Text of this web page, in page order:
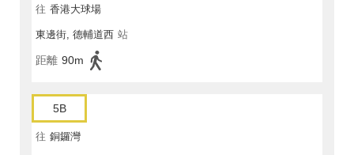
往 香港大球場
東邊街, 德輔道西 站
距離 90m
5B
往 銅鑼灣